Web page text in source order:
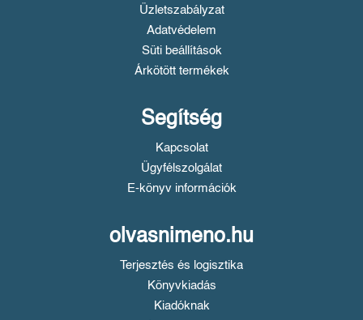
Üzletszabályzat
Adatvédelem
Süti beállítások
Árkötött termékek
Segítség
Kapcsolat
Ügyfélszolgálat
E-könyv információk
olvasnimeno.hu
Terjesztés és logisztika
Könyvkiadás
Kiadóknak